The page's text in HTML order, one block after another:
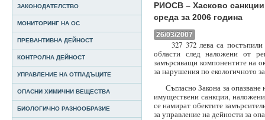
ЗАКОНОДАТЕЛСТВО
МОНИТОРИНГ НА ОС
ПРЕВАНТИВНА ДЕЙНОСТ
КОНТРОЛНА ДЕЙНОСТ
УПРАВЛЕНИЕ НА ОТПАДЪЦИТЕ
ОПАСНИ ХИМИЧНИ ВЕЩЕСТВА
БИОЛОГИЧНО РАЗНООБРАЗИЕ
РИОСВ – Хасково
среда за 2006 година
26/03/2007
327 372 лева са постъпили
области след наложени от
замърсяващи компонентите на
за нарушения по екологичното
Съгласно Закона за опазване
имуществени санкции,
се намират обектите
за управление на дейности за